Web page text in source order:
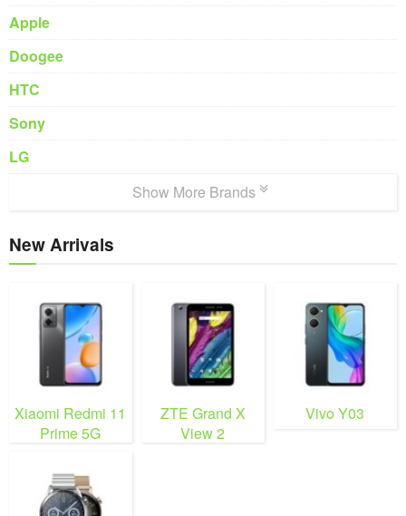
Apple
Doogee
HTC
Sony
LG
Show More Brands
New Arrivals
Xiaomi Redmi 11
Prime 5G
ZTE Grand X
View 2
Vivo Y03